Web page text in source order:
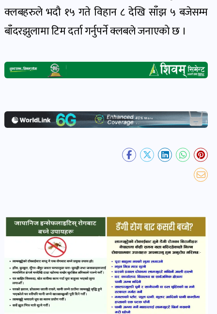
खेल
पोष्ट
खबर
पोष्ट
धर्म-
संस्कृति
क्लबहरुले भदौ १५ गते विहान ८ देखि साँझ ५ बजेसम्म
बाँदरझुलामा टिम दर्ता गर्नुपर्ने क्लबले जनाएको छ ।